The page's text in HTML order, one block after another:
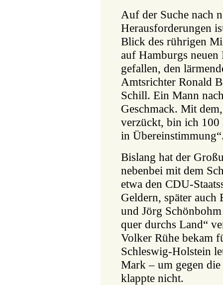
Auf der Suche nach
Herausforderungen
Blick des rührigen
auf Hamburgs neuen
gefallen, den
Amtsrichter Ronald
Schill. Ein Mann
Geschmack. Mit
verzückt, bin ich 100
in
Bislang hat der
nebenbei mit dem
etwa den CDU-
Geldern, später
und Jörg
quer durchs Land“
Volker Rühe bekam
Schleswig-Holstein
Mark – um gegen
klappte nicht.